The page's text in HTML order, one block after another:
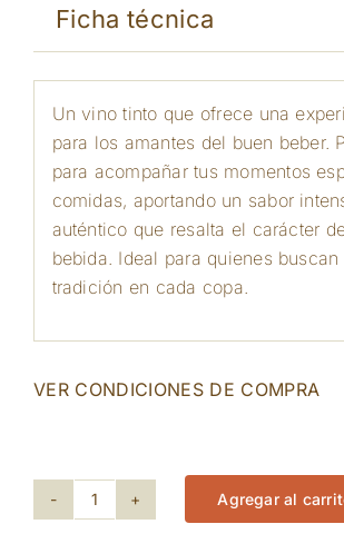
Ficha técnica
Un vino tinto que ofrece una
para los amantes del buen beber.
para acompañar tus momentos
comidas, aportando un sabor
auténtico que resalta el carácter
bebida. Ideal para quienes
tradición en cada copa.
VER CONDICIONES DE COMPRA
Yarden
Agregar al